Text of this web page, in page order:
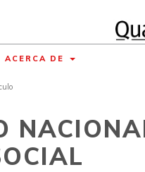
ACERCA DE